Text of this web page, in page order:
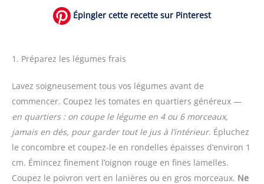
Épingler cette recette sur Pinterest
1. Préparez les légumes frais
Lavez soigneusement tous vos légumes avant de
commencer. Coupez les tomates en quartiers généreux —
en quartiers : on coupe le légume en 4 ou 6 morceaux,
jamais en dés, pour garder tout le jus à l’intérieur. Épluchez
le concombre et coupez-le en rondelles épaisses d’environ 1
cm. Émincez finement l’oignon rouge en fines lamelles.
Coupez le poivron vert en lanières ou en gros morceaux. Ne